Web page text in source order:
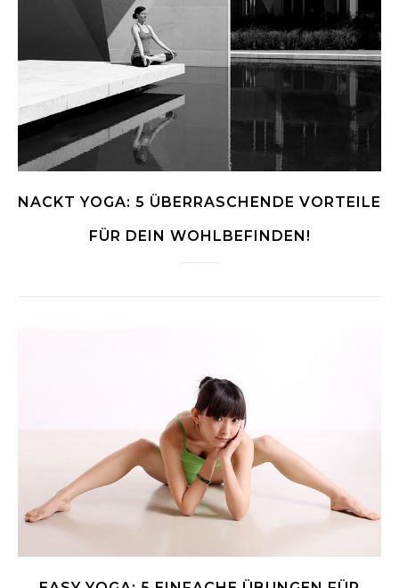
NACKT YOGA: 5 ÜBERRASCHENDE VORTEILE
FÜR DEIN WOHLBEFINDEN!